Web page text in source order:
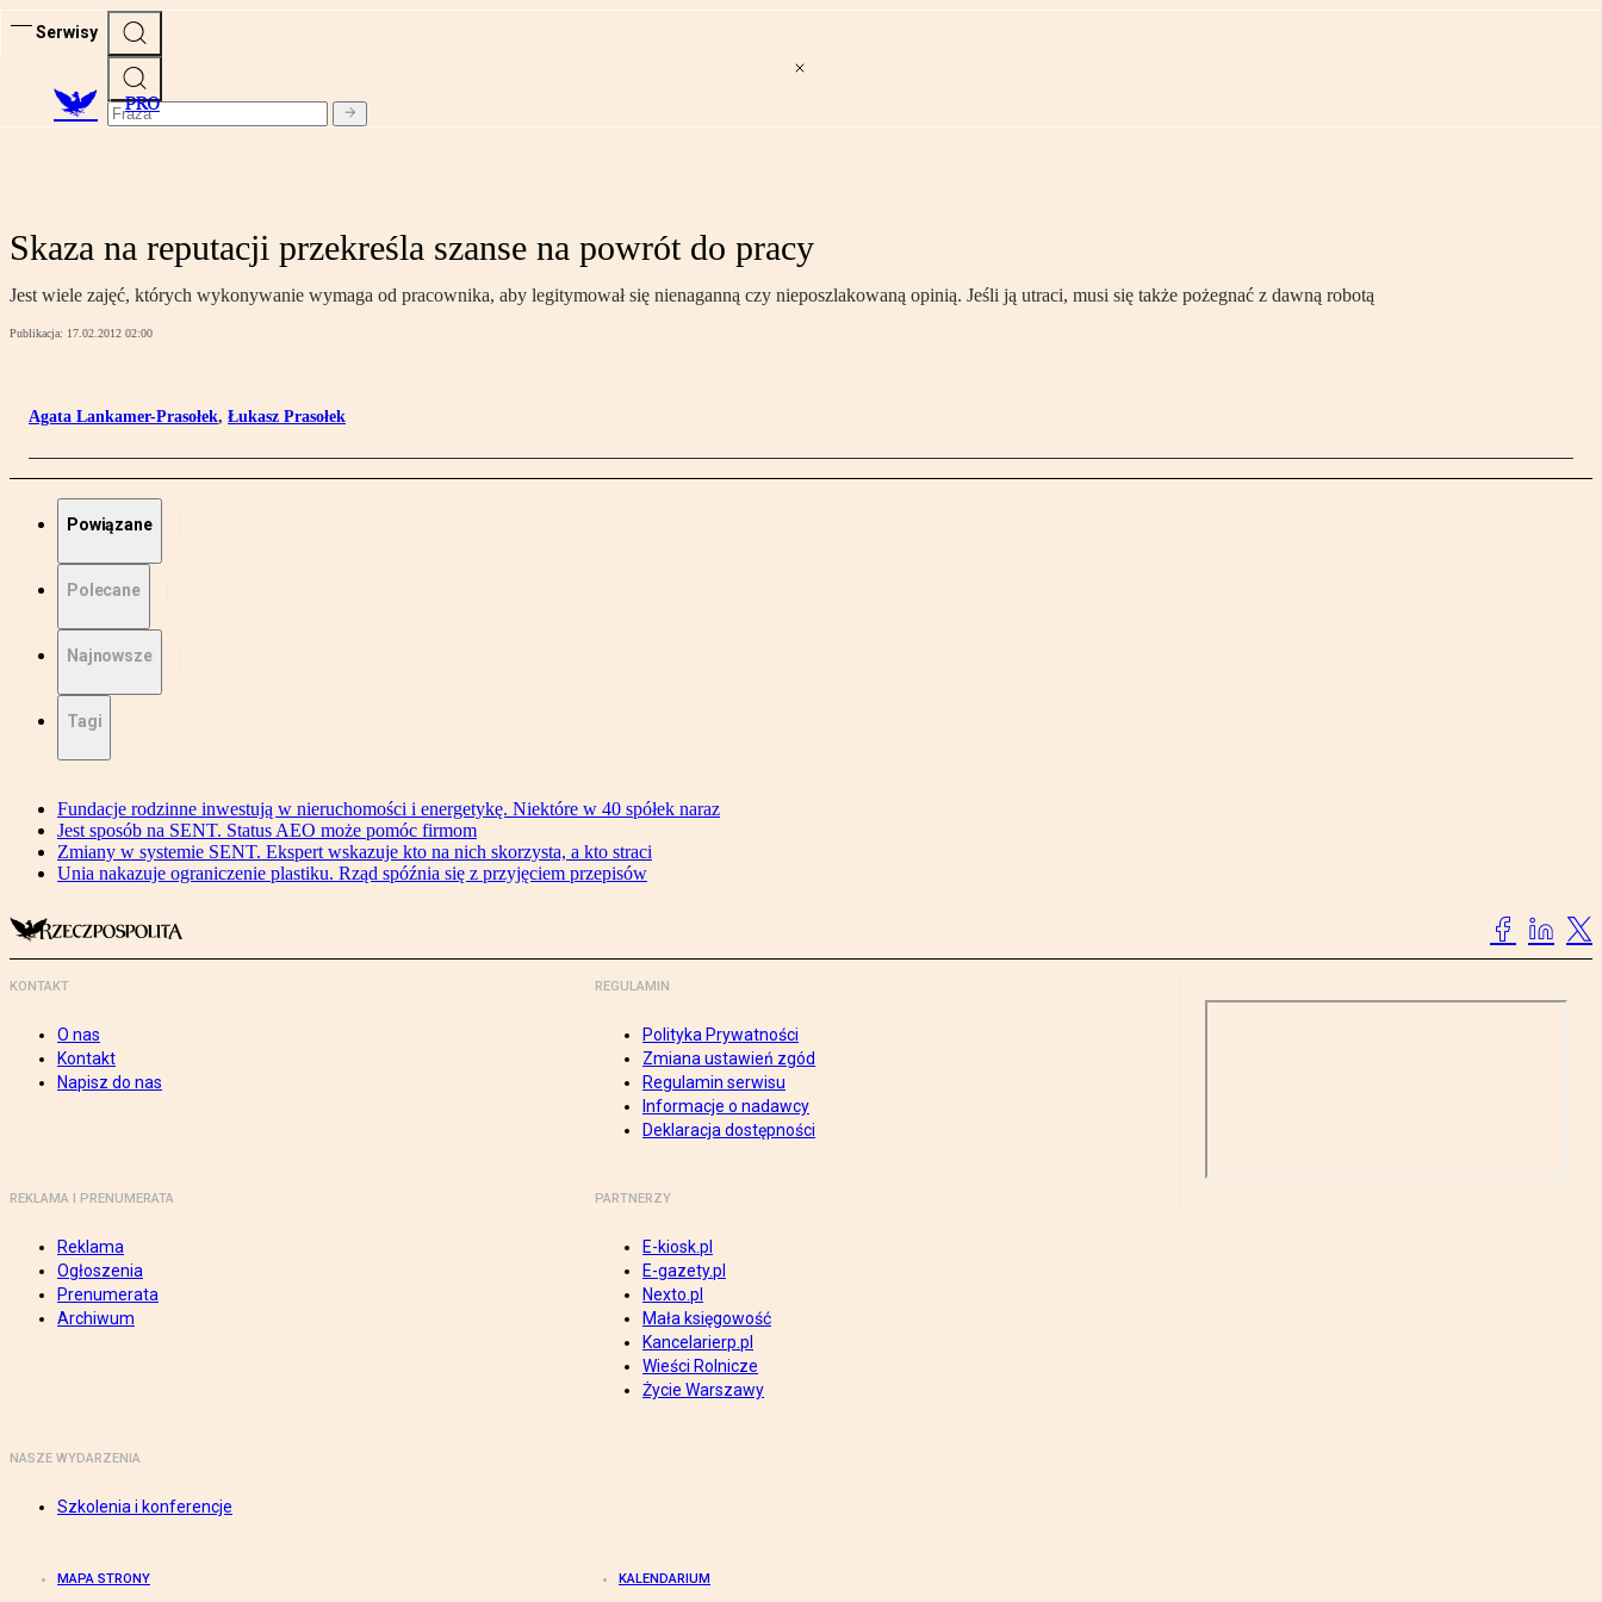
Serwisy
PRO
Skaza na reputacji przekreśla szanse na powrót do pracy
Jest wiele zajęć, których wykonywanie wymaga od pracownika, aby legitymował się nienaganną czy nieposzlakowaną opinią. Jeśli ją utraci, musi się także pożegnać z dawną robotą
Publikacja: 17.02.2012 02:00
Agata Lankamer-Prasołek, Łukasz Prasołek
Powiązane
Polecane
Najnowsze
Tagi
Fundacje rodzinne inwestują w nieruchomości i energetykę. Niektóre w 40 spółek naraz
Jest sposób na SENT. Status AEO może pomóc firmom
Zmiany w systemie SENT. Ekspert wskazuje kto na nich skorzysta, a kto straci
Unia nakazuje ograniczenie plastiku. Rząd spóźnia się z przyjęciem przepisów
KONTAKT
O nas
Kontakt
Napisz do nas
REGULAMIN
Polityka Prywatności
Zmiana ustawień zgód
Regulamin serwisu
Informacje o nadawcy
Deklaracja dostępności
REKLAMA I PRENUMERATA
Reklama
Ogłoszenia
Prenumerata
Archiwum
PARTNERZY
E-kiosk.pl
E-gazety.pl
Nexto.pl
Mała księgowość
Kancelarierp.pl
Wieści Rolnicze
Życie Warszawy
NASZE WYDARZENIA
Szkolenia i konferencje
MAPA STRONY KALENDARIUM